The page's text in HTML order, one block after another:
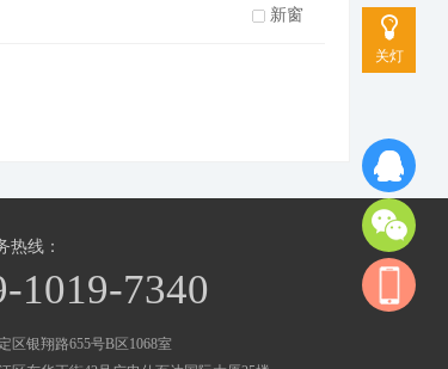
关灯
新窗
热线：
1019-7340
区银翔路655号B区1068室